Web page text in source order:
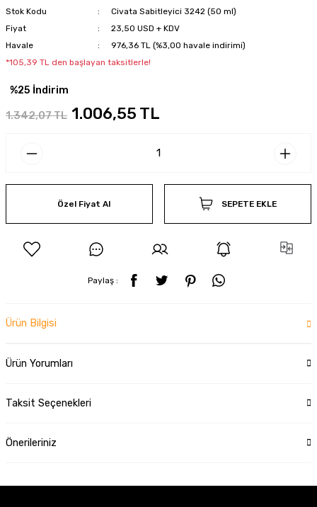
Stok Kodu
Civata Sabitleyici 3242 (50 ml)
Fiyat
23,50 USD + KDV
Havale
976,36 TL (%3,00 havale indirimi)
*105,39 TL den başlayan taksitlerle!
%25 İndirim
1.342,07 TL 1.006,55 TL
Özel Fiyat Al SEPETE EKLE
Paylaş :
Ürün Bilgisi
Ürün Yorumları
Taksit Seçenekleri
Önerileriniz